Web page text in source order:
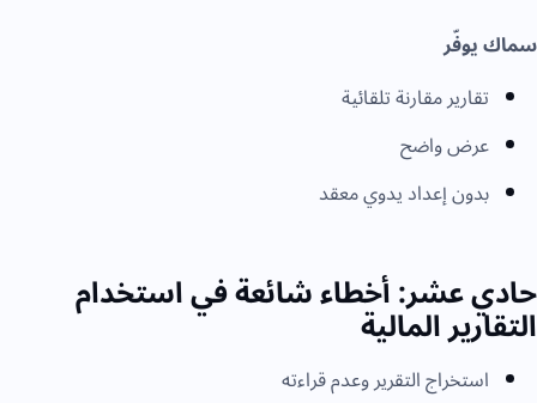
سماك يوفّر
تقارير مقارنة تلقائية
عرض واضح
بدون إعداد يدوي معقد
حادي عشر: أخطاء شائعة في استخدام
التقارير المالية
استخراج التقرير وعدم قراءته